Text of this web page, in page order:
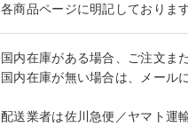
各商品ページに明記しております
国内在庫がある場合、ご注文ま
国内在庫が無い場合は、メール
配送業者は佐川急便／ヤマト運